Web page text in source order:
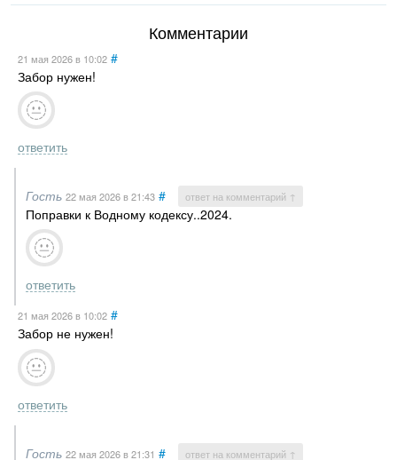
Комментарии
21 мая 2026в 10:02 #
Забор нужен!
ответить
Гость 22 мая 2026в 21:43 # ответ на комментарий ↑
Поправки к Водному кодексу..2024.
ответить
21 мая 2026в 10:02 #
Забор не нужен!
ответить
Гость 22 мая 2026в 21:31 # ответ на комментарий ↑